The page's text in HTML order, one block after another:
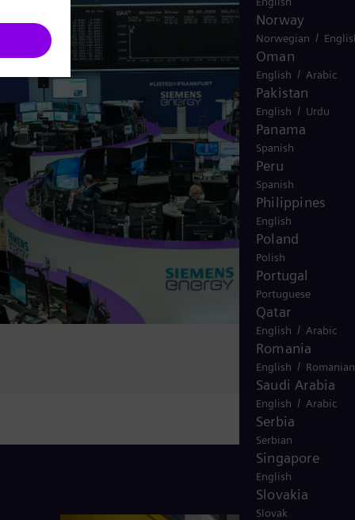
Norway
Norwegian /
Oman
English / Arabic
Pakistan
English / Urdu
Panama
Spanish
Peru
Spanish
Philippines
English
Poland
Polish
Portugal
Portuguese
Qatar
English / Arabic
Romania
English / Romanian
Saudi Arabia
English / Arabic
Serbia
Serbian
Singapore
English
Slovakia
Slovak